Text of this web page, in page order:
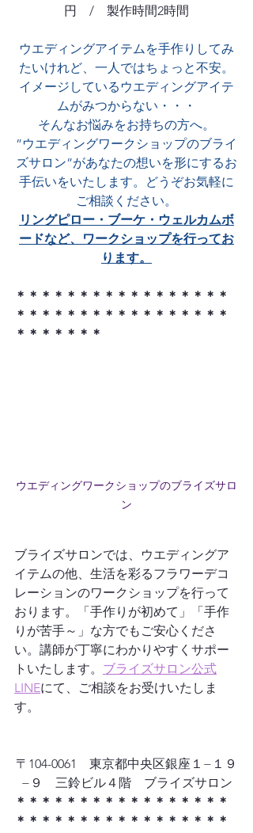
円　/　製作時間2時間
ウエディングアイテムを手作りしてみ
たいけれど、一人ではちょっと不安。
イメージしているウエディングアイテ
ムがみつからない・・・
そんなお悩みをお持ちの方へ。
”ウエディングワークショップのブライ
ズサロン”があなたの想いを形にするお
手伝いをいたします。どうぞお気軽に
ご相談ください。
リングピロー・ブーケ・ウェルカムボ
ードなど、ワークショップを行ってお
ります。
＊＊＊＊＊＊＊＊＊＊＊＊＊＊＊＊＊
＊＊＊＊＊＊＊＊＊＊＊＊＊＊＊＊＊
＊＊＊＊＊＊＊
ウエディングワークショップのブライズサロ
ン
ブライズサロンでは、ウエディングア
イテムの他、生活を彩るフラワーデコ
レーションのワークショップを行って
おります。「手作りが初めて」「手作
りが苦手～」な方でもご安心くださ
い。講師が丁寧にわかりやすくサポー
トいたします。 ブライズサロン公式
LINEにて、ご相談をお受けいたしま
す。
〒104-0061　東京都中央区銀座１−１９
−９　​三鈴ビル４階　ブライズサロン
＊＊＊＊＊＊＊＊＊＊＊＊＊＊＊＊＊
＊＊＊＊＊＊＊＊＊＊＊＊＊＊＊＊＊